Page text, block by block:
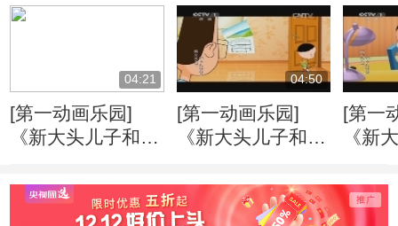
04:21
[第一动画乐园]
《新大头儿子和小
季） 好朋友
04:50
[第一动画乐园]
《新大头儿子和小
季） 戴眼镜的大
头儿子
[第一
《新
季）
旧玩具